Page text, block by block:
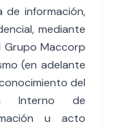
de información,
mediante
Grupo Maccorp
(en adelante
del
Interno de
u acto